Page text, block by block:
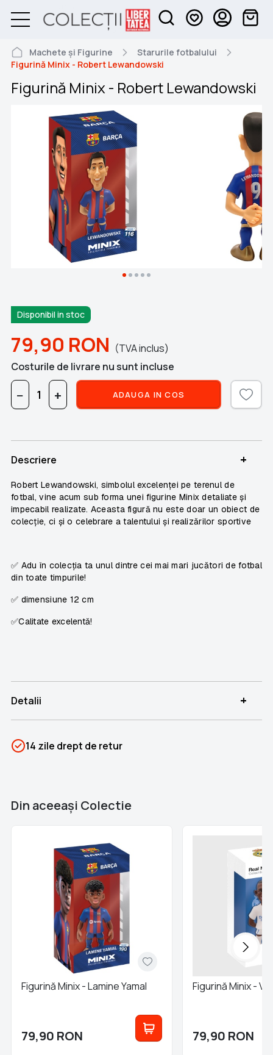
Machete și Figurine
Starurile fotbalului
Figurină Minix - Robert Lewandowski
Figurină Minix - Robert Lewandowski
Disponibil in stoc
79,90 RON (TVA inclus)
Costurile de livrare nu sunt incluse
− + ADAUGA IN COS
Descriere +
Robert Lewandowski, simbolul excelenței pe terenul de
fotbal, vine acum sub forma unei figurine Minix detaliate și
impecabil realizate. Aceasta figură nu este doar un obiect de
colecție, ci și o celebrare a talentului și realizărilor sportive
✅ Adu în colecția ta unul dintre cei mai mari jucători de fotbal
din toate timpurile!
✅ dimensiune 12 cm
✅Calitate excelentă!
Detalii +
Categorii
Starurile fotbalului
14 zile drept de retur
Din aceeaşi Colectie
Figurină Minix - Lamine Yamal
79,90 RON
Figurină Minix -
79,90 RON